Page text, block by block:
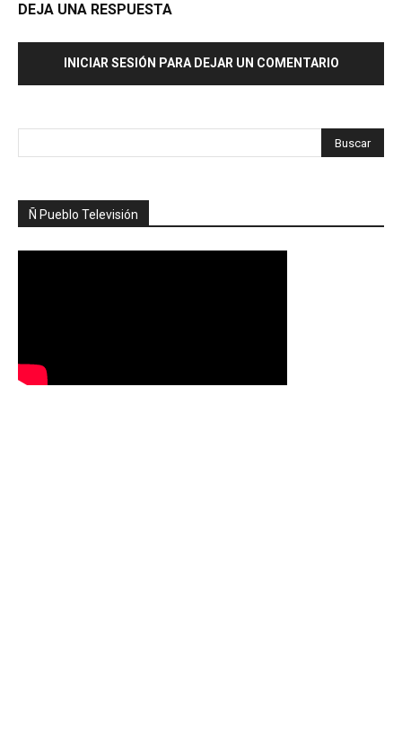
DEJA UNA RESPUESTA
INICIAR SESIÓN PARA DEJAR UN COMENTARIO
Ñ Pueblo Televisión